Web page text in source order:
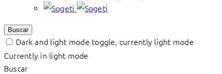
Buscar
Dark and light mode toggle, currently light mode
Currently in light mode
Buscar